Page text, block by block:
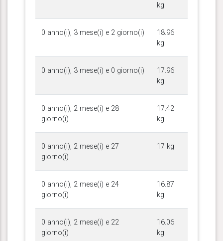
kg
0 anno(i), 3 mese(i) e 2 giorno(i)
18.96
kg
0 anno(i), 3 mese(i) e 0 giorno(i)
17.96
kg
0 anno(i), 2 mese(i) e 28
giorno(i)
17.42
kg
0 anno(i), 2 mese(i) e 27
giorno(i)
17 kg
0 anno(i), 2 mese(i) e 24
giorno(i)
16.87
kg
0 anno(i), 2 mese(i) e 22
giorno(i)
16.06
kg